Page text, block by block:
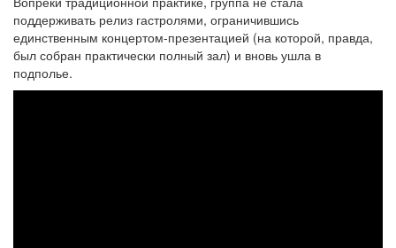
поддерживать релиз гастролями, ограничившись
единственным концертом-презентацией (на которой, правда,
был собран практически полный зал) и вновь ушла в
подполье.